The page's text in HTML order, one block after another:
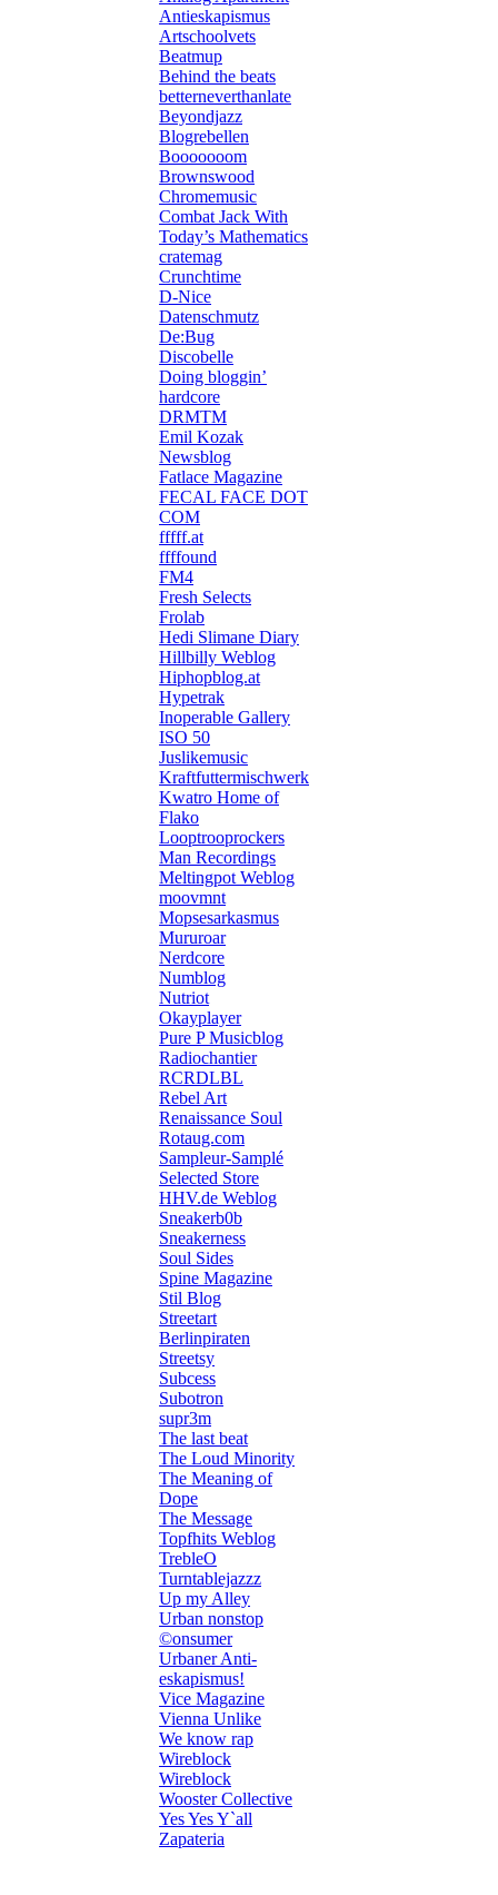
Antieskapismus
Artschoolvets
Beatmup
Behind the beats
betterneverthanlate
Beyondjazz
Blogrebellen
Booooooom
Brownswood
Chromemusic
Combat Jack With
Today’s Mathematics
cratemag
Crunchtime
D-Nice
Datenschmutz
De:Bug
Discobelle
Doing bloggin’
hardcore
DRMTM
Emil Kozak
Newsblog
Fatlace Magazine
FECAL FACE DOT
COM
fffff.at
ffffound
FM4
Fresh Selects
Frolab
Hedi Slimane Diary
Hillbilly Weblog
Hiphopblog.at
Hypetrak
Inoperable Gallery
ISO 50
Juslikemusic
Kraftfuttermischwerk
Kwatro Home of
Flako
Looptrooprockers
Man Recordings
Meltingpot Weblog
moovmnt
Mopsesarkasmus
Mururoar
Nerdcore
Numblog
Nutriot
Okayplayer
Pure P Musicblog
Radiochantier
RCRDLBL
Rebel Art
Renaissance Soul
Rotaug.com
Sampleur-Samplé
Selected Store
HHV.de Weblog
Sneakerb0b
Sneakerness
Soul Sides
Spine Magazine
Stil Blog
Streetart
Berlinpiraten
Streetsy
Subcess
Subotron
supr3m
The last beat
The Loud Minority
The Meaning of
Dope
The Message
Topfhits Weblog
TrebleO
Turntablejazzz
Up my Alley
Urban nonstop
©onsumer
Urbaner Anti-
eskapismus!
Vice Magazine
Vienna Unlike
We know rap
Wireblock
Wireblock
Wooster Collective
Yes Yes Y`all
Zapateria